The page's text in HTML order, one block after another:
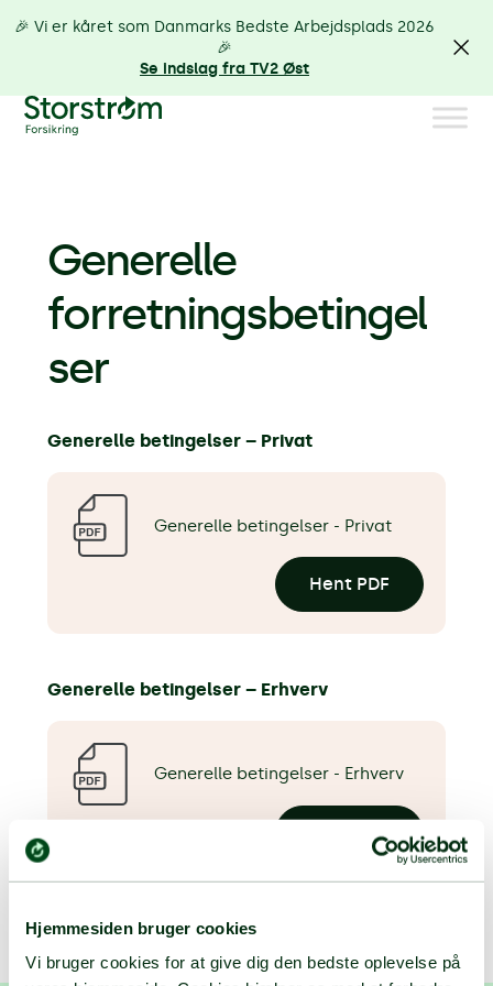
Hjemmesiden bruger cookies
Vi bruger cookies for at give dig den bedste oplevelse på
Generelle
forretningsbetingel
ser
Generelle betingelser – Privat
Generelle betingelser - Privat
Hent PDF
Generelle betingelser – Erhverv
Generelle betingelser - Erhverv
Hent PDF
🎉 Vi er kåret som Danmarks Bedste Arbejdsplads 2026
🎉
Se indslag fra TV2 Øst